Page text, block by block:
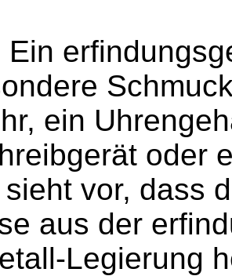
Ein
ein
oder
vor, dass
aus der
Legierung